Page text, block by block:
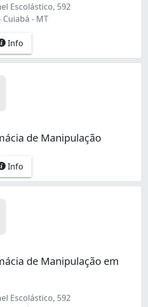
Escolástico, 592
- MT
Info
de Manipulação
Info
de Manipulação em
Escolástico, 592